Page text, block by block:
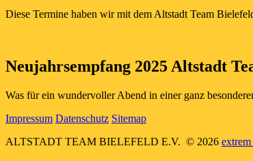
Diese Termine haben wir mit dem Altstadt Team
Neujahrsempfang 2025 Altstadt
Was für ein wundervoller Abend in einer ganz
Impressum Datenschutz Sitemap
ALTSTADT TEAM BIELEFELD E.V. © 2026